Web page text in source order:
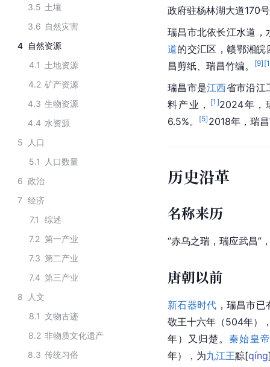
3.5 土壤
3.6 自然灾害
4
自然资源
4.1 土地资源
4.2 矿产资源
4.3 生物资源
4.4 水资源
5
人口
5.1
人口数量
6 政治
7 经济
7.1
综述
7.2 第一产业
7.3 第二产业
7.4 第三产业
8
人文
8.1 文物古迹
8.2 非物质文化遗产
8.3 传统习俗
政府驻杨林湖大道170
瑞昌市北依长江水道
道的交汇区，赣鄂湘
昌剪纸、瑞昌竹编。
[9] [
瑞昌市是江西省市沿江
料产业，
[1 ]2024年，
6.5%。
[5] 2018年，瑞
历史沿革
名称来历
“赤乌之瑞，瑞应武昌”
唐朝以前
新石器时代 ，瑞昌市
敬王十六年（504年）
年）又归楚。秦始皇帝
年），为九江王黥[qíng